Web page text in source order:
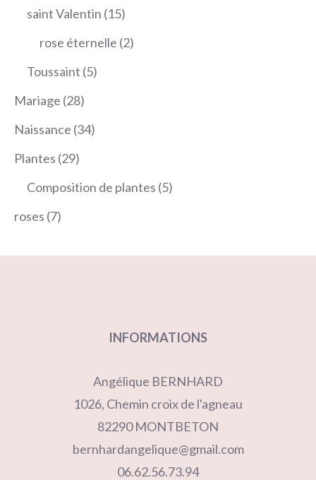
produit
saint Valentin 1515
produits
rose éternelle 22
Toussaint 55
Mariage 2828
produits
Naissance 3434
Plantes 2929
produits
Composition de plantes 55
roses 77
INFORMATIONS
Angélique BERNHARD
1026, Chemin croix de l'agneau
82290 MONTBETON
bernhardangelique@gmail.com
06.62.56.73.94